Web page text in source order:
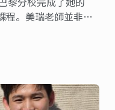
。美瑞老師並非科
情與興趣，毅然而